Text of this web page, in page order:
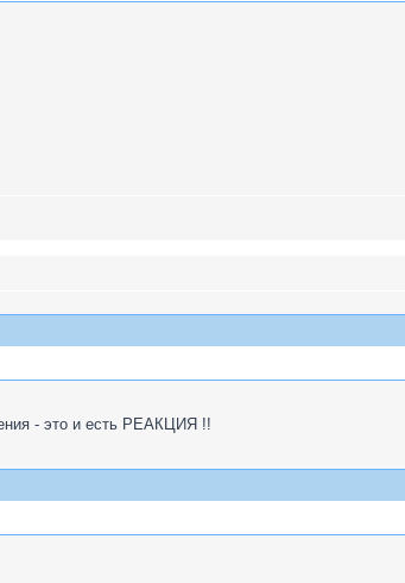
- это и есть РЕАКЦИЯ !!